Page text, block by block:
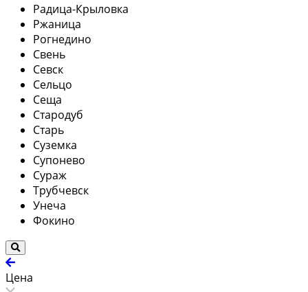
Радица-Крыловка
Ржаница
Рогнедино
Свень
Севск
Сельцо
Сеща
Стародуб
Старь
Суземка
Супонево
Сураж
Трубчевск
Унеча
Фокино
Цена